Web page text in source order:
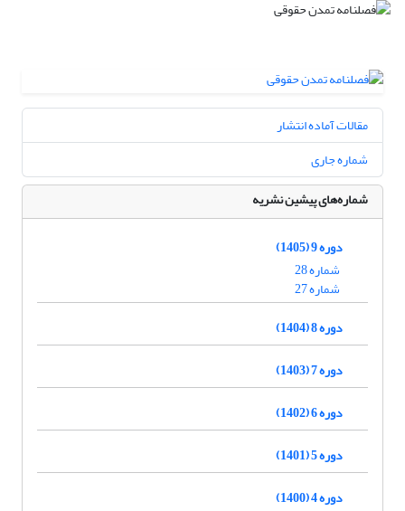
مقالات آماده انتشار
شماره جاری
شماره‌های پیشین نشریه
دوره 9 (1405)
شماره 28
شماره 27
دوره 8 (1404)
دوره 7 (1403)
دوره 6 (1402)
دوره 5 (1401)
دوره 4 (1400)